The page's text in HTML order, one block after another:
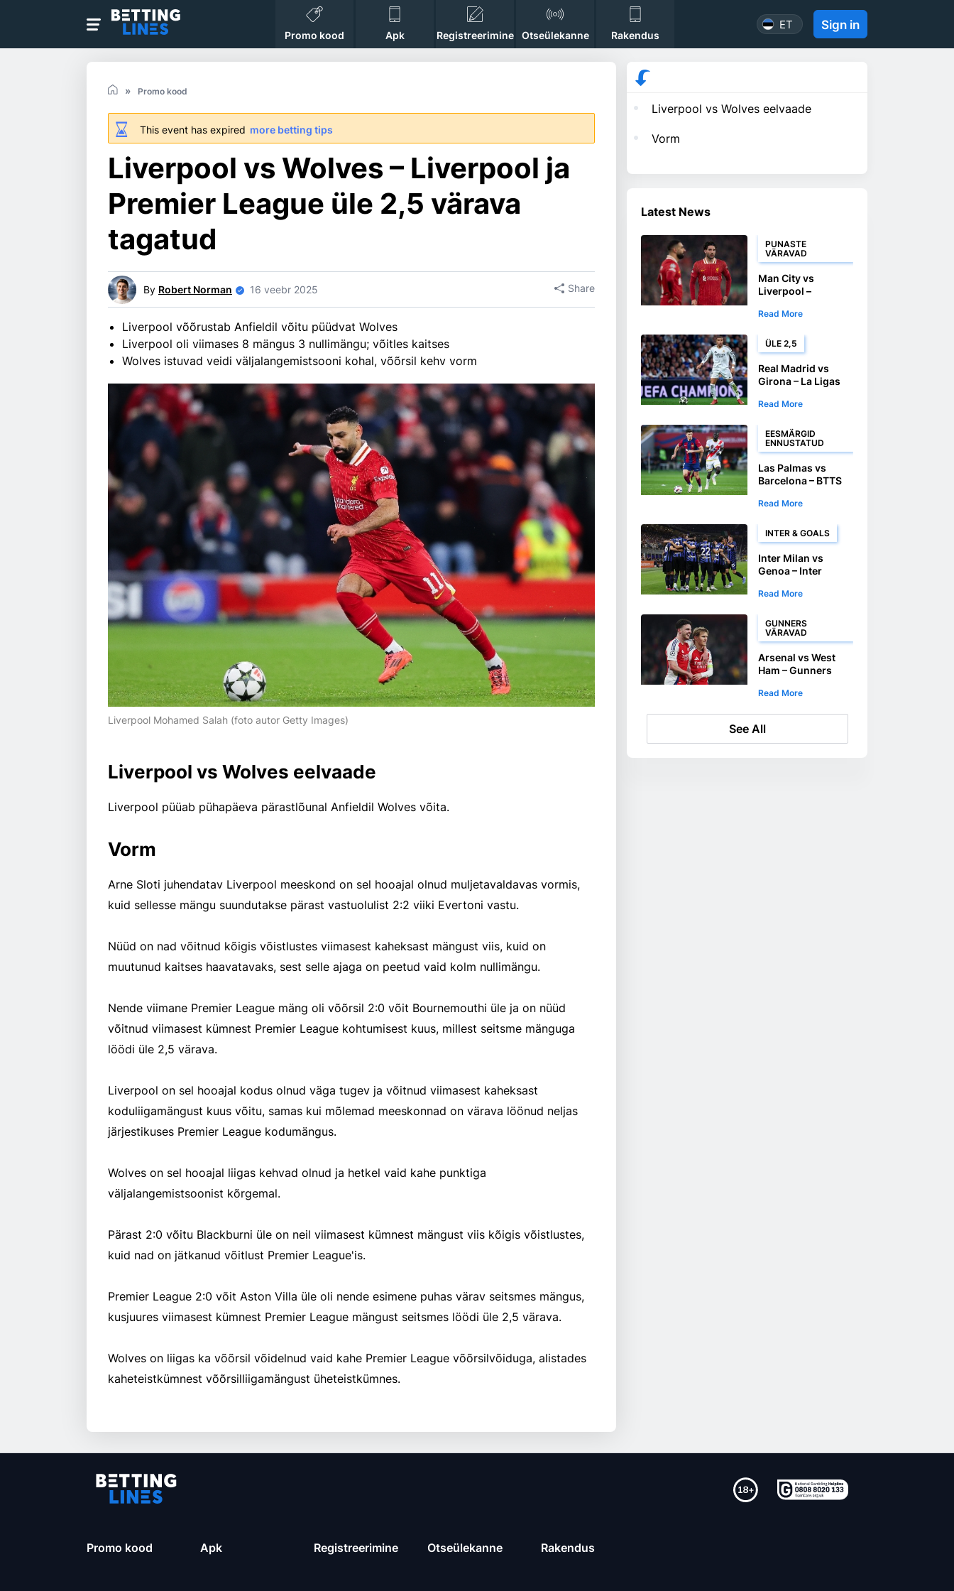
Promo kood Apk Registreerimine Otseülekanne Rakendus
ET Sign in
Promo kood
This event has expired more betting tips
Liverpool vs Wolves – Liverpool ja
Premier League üle 2,5 värava
tagatud
By Robert Norman 16 veebr 2025 Share
Liverpool võõrustab Anfieldil võitu püüdvat Wolves
Liverpool oli viimases 8 mängus 3 nullimängu; võitles kaitses
Wolves istuvad veidi väljalangemistsooni kohal, võõrsil kehv vorm
Liverpool Mohamed Salah (foto autor Getty Images)
Liverpool vs Wolves eelvaade
Liverpool püüab pühapäeva pärastlõunal Anfieldil Wolves võita.
Vorm
Arne Sloti juhendatav Liverpool meeskond on sel hooajal olnud muljetavaldavas vormis,
kuid sellesse mängu suundutakse pärast vastuolulist 2:2 viiki Evertoni vastu.
Nüüd on nad võitnud kõigis võistlustes viimasest kaheksast mängust viis, kuid on
muutunud kaitses haavatavaks, sest selle ajaga on peetud vaid kolm nullimängu.
Nende viimane Premier League mäng oli võõrsil 2:0 võit Bournemouthi üle ja on nüüd
võitnud viimasest kümnest Premier League kohtumisest kuus, millest seitsme mänguga
löödi üle 2,5 värava.
Liverpool on sel hooajal kodus olnud väga tugev ja võitnud viimasest kaheksast
koduliigamängust kuus võitu, samas kui mõlemad meeskonnad on värava löönud neljas
järjestikuses Premier League kodumängus.
Wolves on sel hooajal liigas kehvad olnud ja hetkel vaid kahe punktiga
väljalangemistsoonist kõrgemal.
Pärast 2:0 võitu Blackburni üle on neil viimasest kümnest mängust viis kõigis võistlustes,
kuid nad on jätkanud võitlust Premier League'is.
Premier League 2:0 võit Aston Villa üle oli nende esimene puhas värav seitsmes mängus,
kusjuures viimasest kümnest Premier League mängust seitsmes löödi üle 2,5 värava.
Wolves on liigas ka võõrsil võidelnud vaid kahe Premier League võõrsilvõiduga, alistades
kaheteistkümnest võõrsilliigamängust üheteistkümnes.
Liverpool vs Wolves eelvaade
Vorm
Latest News
PUNASTE
VÄRAVAD
Man City vs
Liverpool –
väravaid suures
kokkupõrkes
Read More
ÜLE 2,5
Real Madrid vs
Girona – La Ligas
väravaid
Read More
EESMÄRGID
ENNUSTATUD
Las Palmas vs
Barcelona – BTTS
kohtumises
Read More
INTER & GOALS
Inter Milan vs
Genoa – Inter
tagasi rajale
Read More
GUNNERS
VÄRAVAD
Arsenal vs West
Ham – Gunners
League
Read More
See All
Promo kood Apk Registreerimine Otseülekanne Rakendus